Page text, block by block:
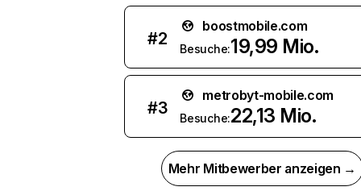
#2
boostmobile.com
Besuche:19,99 Mio.
#3
metrobyt-mobile.com
Besuche:22,13 Mio.
Mehr Mitbewerber anzeigen →